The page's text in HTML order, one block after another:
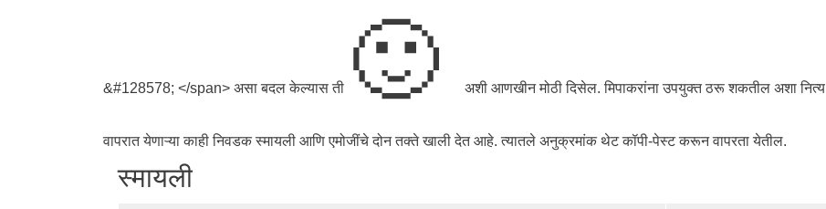
&#128578; </span> असा बदल केल्यास ती 🙂अशी आणखीन मोठी दिसेल. मिपाकरांना उपयुक्त ठरू शकतील अशा नित्य
वापरात येणाऱ्या काही निवडक स्मायली आणि एमोजींचे दोन तक्ते खाली देत आहे. त्यातले अनुक्रमांक थेट कॉपी-पेस्ट करून वापरता येतील.
स्मायली